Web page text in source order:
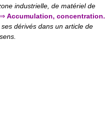
industrielle, de matériel de
⇒ Accumulation, concentration.
dérivés dans un article de